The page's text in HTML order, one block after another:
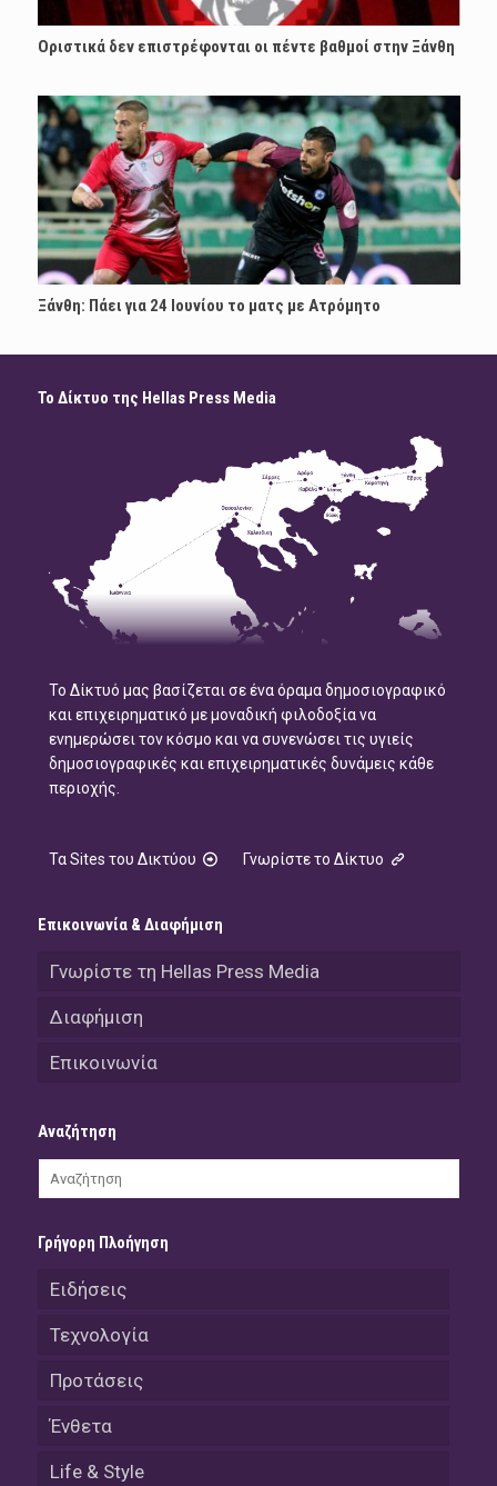
Οριστικά δεν επιστρέφονται οι πέντε βαθμοί στην Ξάνθη
Ξάνθη: Πάει για 24 Ιουνίου το ματς με Ατρόμητο
Το Δίκτυο της Hellas Press Media
Το Δίκτυό μας βασίζεται σε ένα όραμα δημοσιογραφικό
και επιχειρηματικό με μοναδική φιλοδοξία να
ενημερώσει τον κόσμο και να συνενώσει τις υγιείς
δημοσιογραφικές και επιχειρηματικές δυνάμεις κάθε
περιοχής.
Τα Sites του Δικτύου Γνωρίστε το Δίκτυο
Επικοινωνία & Διαφήμιση
Γνωρίστε τη Hellas Press Media
Διαφήμιση
Επικοινωνία
Αναζήτηση
Γρήγορη Πλοήγηση
Ειδήσεις
Τεχνολογία
Προτάσεις
Ένθετα
Life & Style